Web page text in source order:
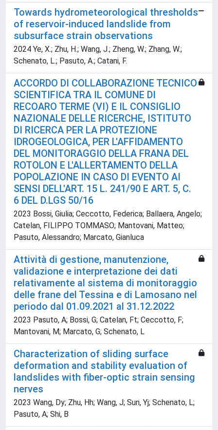
Towards hydrometeorological thresholds
of reservoir-induced landslide from
subsurface strain observations
2024 Ye, X.; Zhu, H.; Wang, J.; Zheng, W.; Zhang, W.;
Schenato, L.; Pasuto, A.; Catani, F.
ACCORDO DI COLLABORAZIONE TECNICO
SCIENTIFICA TRA IL COMUNE DI
RECOARO TERME (VI) E IL CONSIGLIO
NAZIONALE DELLE RICERCHE, ISTITUTO
DI RICERCA PER LA PROTEZIONE
IDROGEOLOGICA, PER L'AFFIDAMENTO
DEL MONITORAGGIO DELLA FRANA DEL
ROTOLON E L'ALLERTAMENTO DELLA
POPOLAZIONE IN CASO DI EVENTO AI
SENSI DELL'ART. 15 L. 241/90 E ART. 5, C.
6 DEL D.LGS 50/16
2023 Bossi, Giulia; Ceccotto, Federica; Ballaera, Angelo;
Catelan, FILIPPO TOMMASO; Mantovani, Matteo;
Pasuto, Alessandro; Marcato, Gianluca
Attività di gestione, manutenzione,
validazione e interpretazione dei dati
relativamente al sistema di monitoraggio
delle frane del Tessina e di Lamosano nel
periodo dal 01.09.2021 al 31.12.2022
2023 Pasuto, A; Bossi, G; Catelan, Ft; Ceccotto, F;
Mantovani, M; Marcato, G; Schenato, L
Characterization of sliding surface
deformation and stability evaluation of
landslides with fiber-optic strain sensing
nerves
2023 Wang, Dy; Zhu, Hh; Wang, J; Sun, Yj; Schenato, L;
Pasuto, A; Shi, B